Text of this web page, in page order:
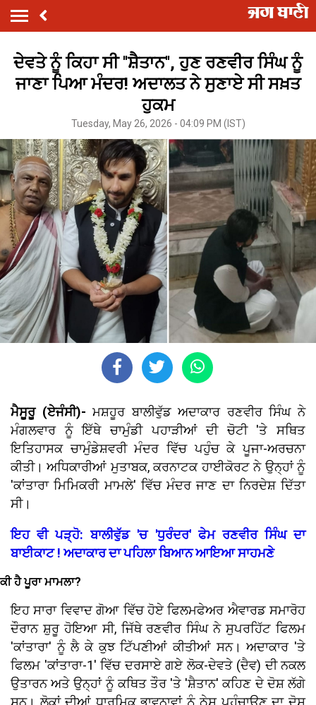
ਦੇਵਤੇ ਨੂੰ ਕਿਹਾ ਸੀ ''ਸ਼ੈਤਾਨ'', ਹੁਣ ਰਣਵੀਰ ਸਿੰਘ ਨੂੰ
ਜਾਣਾ ਪਿਆ ਮੰਦਰ! ਅਦਾਲਤ ਨੇ ਸੁਣਾਏ ਸੀ ਸਖ਼ਤ
ਹੁਕਮ
Tuesday, May 26, 2026 - 04:09 PM (IST)
ਮੈਸੂਰੂ (ਏਜੰਸੀ)-ਮਸ਼ਹੂਰ ਬਾਲੀਵੁੱਡ ਅਦਾਕਾਰ ਰਣਵੀਰ ਸਿੰਘ ਨੇ
ਮੰਗਲਵਾਰ ਨੂੰ ਇੱਥੇ ਚਾਮੁੰਡੀ ਪਹਾੜੀਆਂ ਦੀ ਚੋਟੀ 'ਤੇ ਸਥਿਤ
ਇਤਿਹਾਸਕ ਚਾਮੁੰਡੇਸ਼ਵਰੀ ਮੰਦਰ ਵਿੱਚ ਪਹੁੰਚ ਕੇ ਪੂਜਾ-ਅਰਚਨਾ
ਕੀਤੀ। ਅਧਿਕਾਰੀਆਂ ਮੁਤਾਬਕ, ਕਰਨਾਟਕ ਹਾਈਕੋਰਟ ਨੇ ਉਨ੍ਹਾਂ ਨੂੰ
'ਕਾਂਤਾਰਾ ਮਿਮਿਕਰੀ ਮਾਮਲੇ' ਵਿੱਚ ਮੰਦਰ ਜਾਣ ਦਾ ਨਿਰਦੇਸ਼ ਦਿੱਤਾ
ਸੀ।
ਇਹ ਵੀ ਪੜ੍ਹੋ: ਬਾਲੀਵੁੱਡ 'ਚ 'ਧੁਰੰਦਰ' ਫੇਮ ਰਣਵੀਰ ਸਿੰਘ ਦਾ
ਬਾਈਕਾਟ ! ਅਦਾਕਾਰ ਦਾ ਪਹਿਲਾ ਬਿਆਨ ਆਇਆ ਸਾਹਮਣੇ
ਕੀ ਹੈ ਪੂਰਾ ਮਾਮਲਾ?
ਇਹ ਸਾਰਾ ਵਿਵਾਦ ਗੋਆ ਵਿੱਚ ਹੋਏ ਫਿਲਮਫੇਅਰ ਐਵਾਰਡ ਸਮਾਰੋਹ
ਦੌਰਾਨ ਸ਼ੁਰੂ ਹੋਇਆ ਸੀ, ਜਿੱਥੇ ਰਣਵੀਰ ਸਿੰਘ ਨੇ ਸੁਪਰਹਿੱਟ ਫਿਲਮ
'ਕਾਂਤਾਰਾ' ਨੂੰ ਲੈ ਕੇ ਕੁਝ ਟਿੱਪਣੀਆਂ ਕੀਤੀਆਂ ਸਨ। ਅਦਾਕਾਰ 'ਤੇ
ਫਿਲਮ 'ਕਾਂਤਾਰਾ-1' ਵਿੱਚ ਦਰਸਾਏ ਗਏ ਲੋਕ-ਦੇਵਤੇ (ਦੈਵ) ਦੀ ਨਕਲ
ਉਤਾਰਨ ਅਤੇ ਉਨ੍ਹਾਂ ਨੂੰ ਕਥਿਤ ਤੌਰ 'ਤੇ 'ਸ਼ੈਤਾਨ' ਕਹਿਣ ਦੇ ਦੋਸ਼ ਲੱਗੇ
ਸਨ। ਲੋਕਾਂ ਦੀਆਂ ਧਾਰਮਿਕ ਭਾਵਨਾਵਾਂ ਨੂੰ ਠੇਸ ਪਹੁੰਚਾਉਣ ਦਾ ਦੋਸ਼